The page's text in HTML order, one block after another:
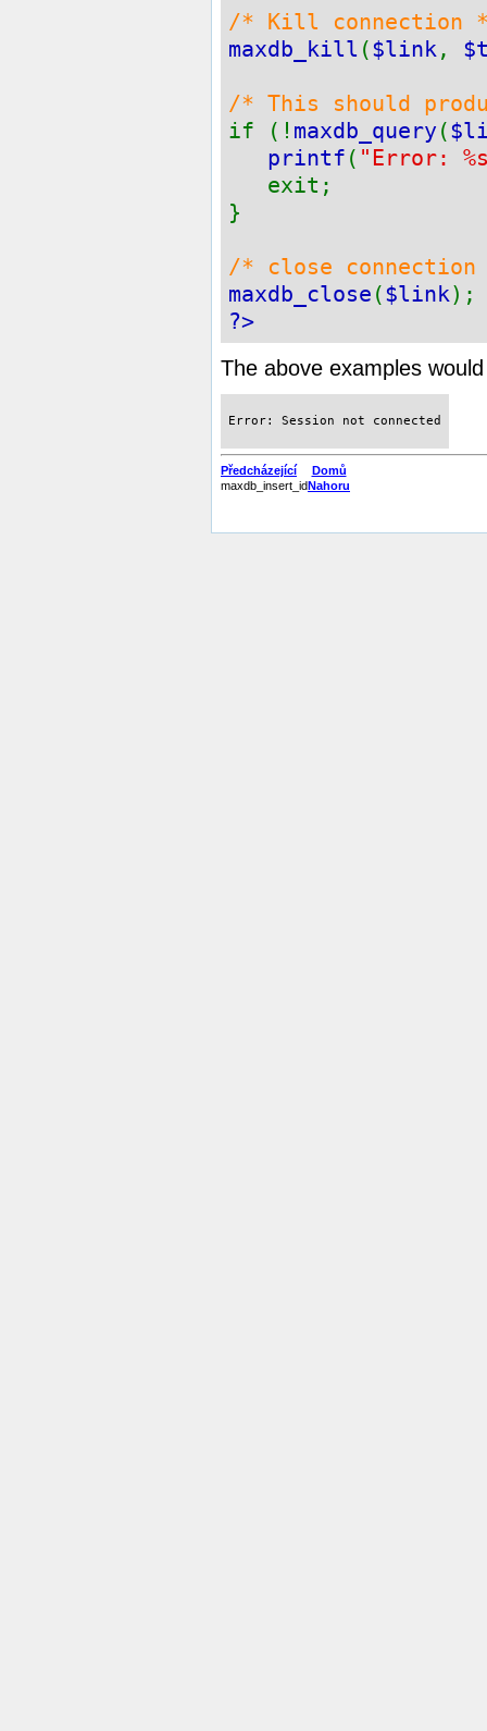
/* Kill connection
maxdb_kill ($link ,
/* This should
if (! maxdb_query (
printf ( "Error:
exit;
}
/* close
maxdb_close ($link);
?>
The above examples
Error: Session not connected
Předcházející
Domů
maxdb_insert_idNahoru